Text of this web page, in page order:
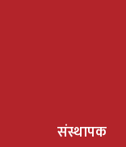
संस्थापक